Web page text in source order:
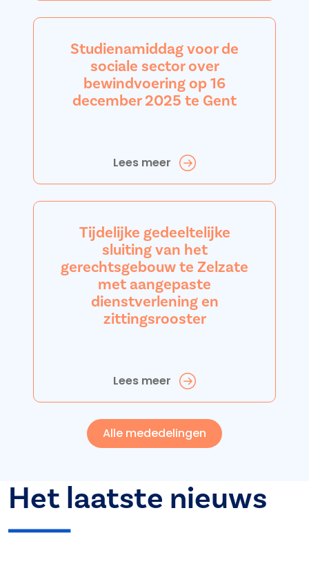
Studienamiddag voor de
sociale sector over
bewindvoering op 16
december 2025 te Gent
Lees meer
Tijdelijke gedeeltelijke
sluiting van het
gerechtsgebouw te Zelzate
met aangepaste
dienstverlening en
zittingsrooster
Lees meer
Alle mededelingen
Het laatste nieuws